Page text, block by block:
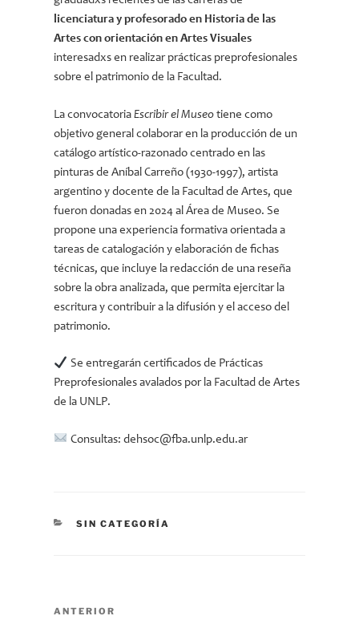
licenciatura y profesorado en Historia de las
Artes con orientación en Artes Visuales
interesadxs en realizar prácticas preprofesionales
sobre el patrimonio de la Facultad.
La convocatoriaEscribir el Museo tiene como
objetivo general colaborar en la producción de un
catálogo artístico-razonado centrado en las
pinturas de Aníbal Carreño (1930-1997), artista
argentino y docente de la Facultad de Artes, que
fueron donadas en 2024 al Área de Museo. Se
propone una experiencia formativa orientada a
tareas de catalogación y elaboración de fichas
técnicas, que incluye la redacción de una reseña
sobre la obra analizada, que permita ejercitar la
escritura y contribuir a la difusión y el acceso del
patrimonio.
Se entregarán certificados de Prácticas
Preprofesionales avalados por la Facultad de Artes
de la UNLP.
Consultas: dehsoc@fba.unlp.edu.ar
CATEGORÍAS
SIN CATEGORÍA
Navegación
Entrada
ANTERIOR